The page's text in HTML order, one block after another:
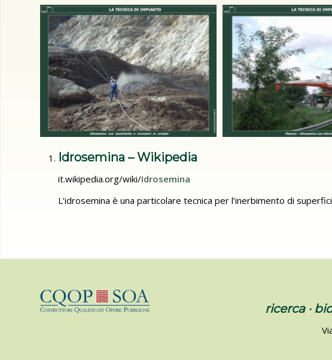
Idrosemina – Wikipedia
it.wikipedia.org/wiki/Idrosemina
L’idrosemina è una particolare tecnica per l’inerbimento di
ricerca ·